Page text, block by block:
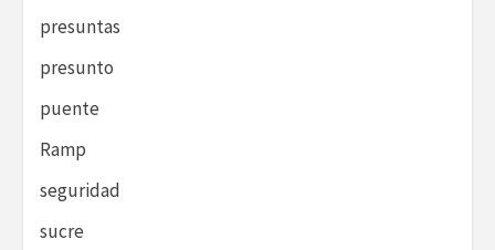
presuntas
presunto
puente
Ramp
seguridad
sucre